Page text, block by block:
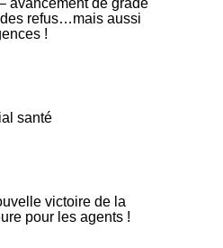
refus…mais aussi
!
santé
victoire de la
pour les agents !